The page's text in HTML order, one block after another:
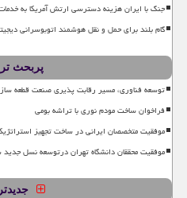
جنگ با ایران هزینه دسترسی ارتش آمریکا به
گام بلند برای حمل و نقل هوشمند اتوبوسرانی دیجیتال به ۵
پربحث
توسعه فناوری، مسیر رقابت پذیری صنعت قطعه
فراخوان ساخت مودم نوری با تراشه بومی
موفقیت متخصصان ایرانی در ساخت تجهیز
موفقیت محققان دانشگاه تهران درتوسعه نسل